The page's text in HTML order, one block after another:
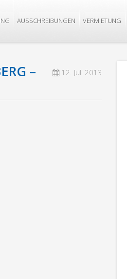
AUSSCHREIBUNGEN VERMIETUNG
12. Juli 2013
–